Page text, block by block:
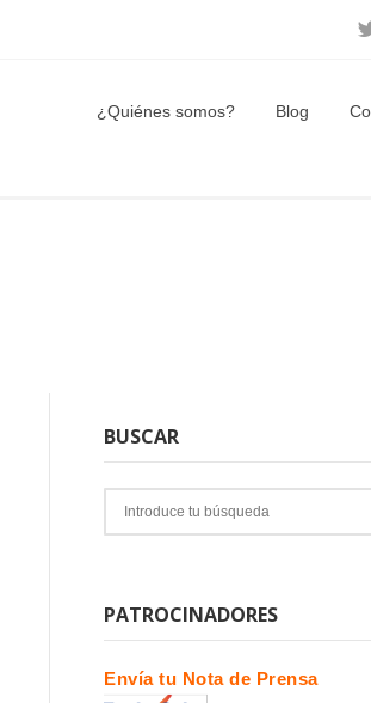
¿Quiénes somos? Blog
BUSCAR
PATROCINADORES
Envía tu Nota de Prensa